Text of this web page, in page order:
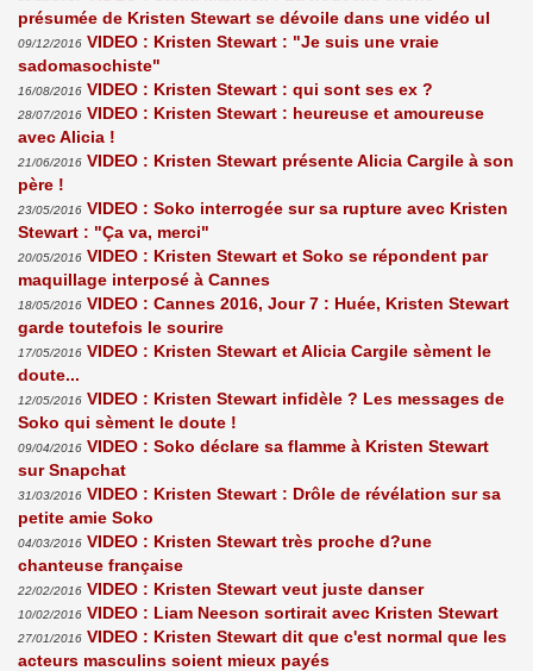
présumée de Kristen Stewart se dévoile dans une vidéo ul
09/12/2016 VIDEO : Kristen Stewart : "Je suis une vraie
sadomasochiste"
16/08/2016 VIDEO : Kristen Stewart : qui sont ses ex ?
28/07/2016 VIDEO : Kristen Stewart : heureuse et amoureuse
avec Alicia !
21/06/2016 VIDEO : Kristen Stewart présente Alicia Cargile à son
père !
23/05/2016 VIDEO : Soko interrogée sur sa rupture avec Kristen
Stewart : "Ça va, merci"
20/05/2016 VIDEO : Kristen Stewart et Soko se répondent par
maquillage interposé à Cannes
18/05/2016 VIDEO : Cannes 2016, Jour 7 : Huée, Kristen Stewart
garde toutefois le sourire
17/05/2016 VIDEO : Kristen Stewart et Alicia Cargile sèment le
doute...
12/05/2016 VIDEO : Kristen Stewart infidèle ? Les messages de
Soko qui sèment le doute !
09/04/2016 VIDEO : Soko déclare sa flamme à Kristen Stewart
sur Snapchat
31/03/2016 VIDEO : Kristen Stewart : Drôle de révélation sur sa
petite amie Soko
04/03/2016 VIDEO : Kristen Stewart très proche d?une
chanteuse française
22/02/2016 VIDEO : Kristen Stewart veut juste danser
10/02/2016 VIDEO : Liam Neeson sortirait avec Kristen Stewart
27/01/2016 VIDEO : Kristen Stewart dit que c'est normal que les
acteurs masculins soient mieux payés